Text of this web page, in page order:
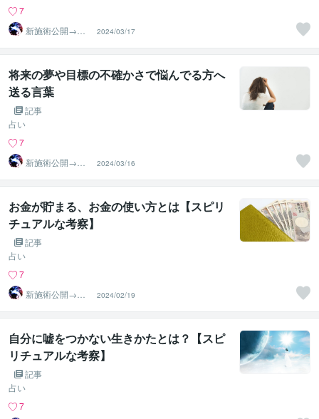
7
新施術公開→≪
相手意識強制変
化≫◆星桜龍
2024/03/17
将来の夢や目標の不確かさで悩んでる方へ
送る言葉
記事
占い
7
新施術公開→≪
相手意識強制変
化≫◆星桜龍
2024/03/16
お金が貯まる、お金の使い方とは【スピリ
チュアルな考察】
記事
占い
7
新施術公開→≪
相手意識強制変
化≫◆星桜龍
2024/02/19
自分に嘘をつかない生きかたとは？【スピ
リチュアルな考察】
記事
占い
7